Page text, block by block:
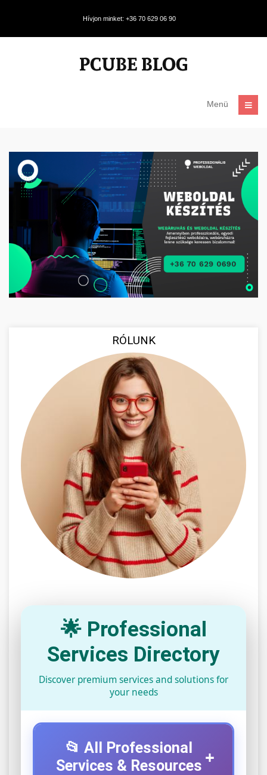
Hívjon minket: +36 70 629 06 90
Menü
RÓLUNK
🌟 Professional
Services Directory
Discover premium services and solutions for
your needs
📂 All Professional
Services & Resources +